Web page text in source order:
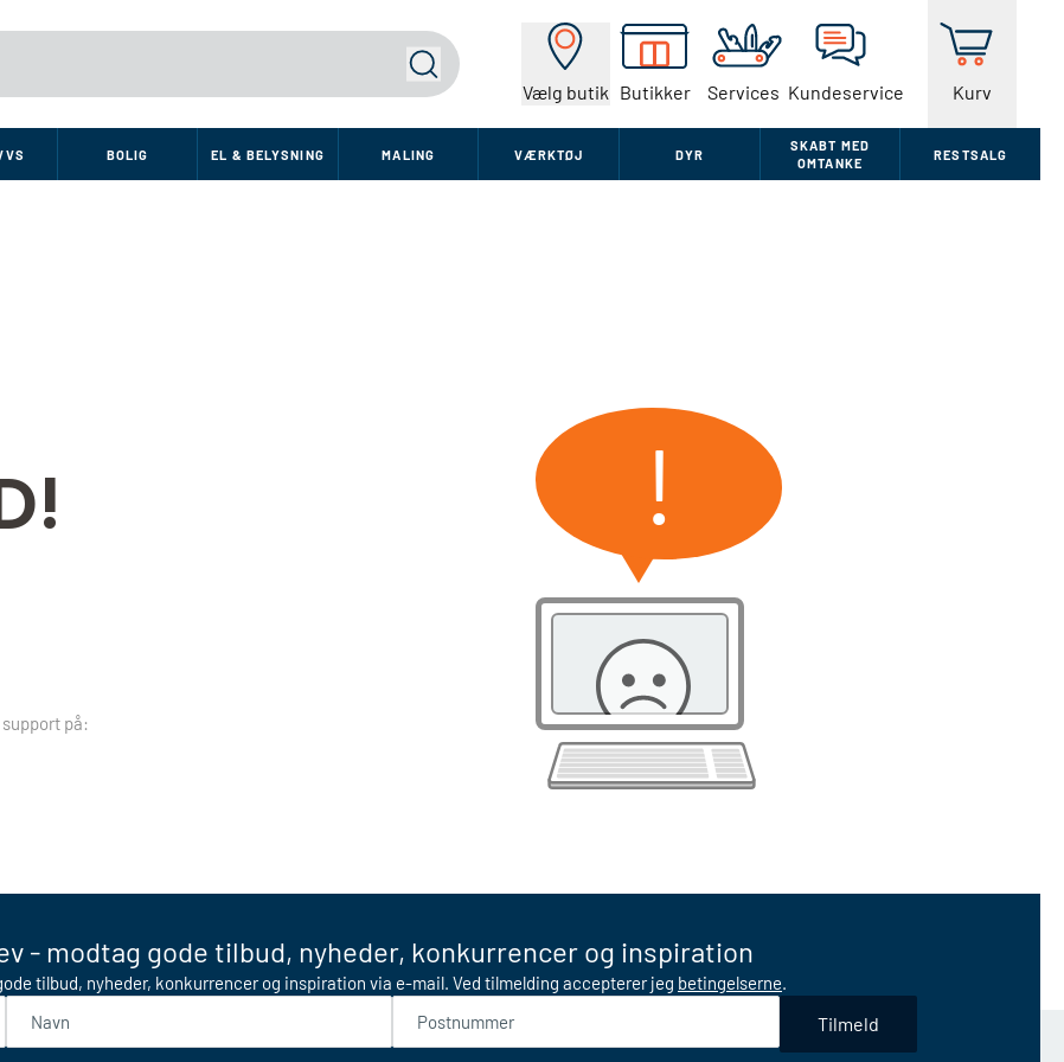
Vælg butik Butikker Services Kundeservice Kurv
Søg
BOLIG EL & BELYSNING MALING VÆRKTØJ DYR
SKABT MED
OMTANKE
RESTSALG
på:
!
- modtag gode tilbud, nyheder, konkurrencer og inspiration
tilbud, nyheder, konkurrencer og inspiration via e-mail. Ved tilmelding accepterer jeg betingelserne.
Tilmeld